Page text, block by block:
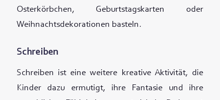
Osterkörbchen, Geburtstagskarten oder
Weihnachtsdekorationen basteln.
Schreiben
Schreiben ist eine weitere kreative Aktivität, die
Kinder dazu ermutigt, ihre Fantasie und ihre